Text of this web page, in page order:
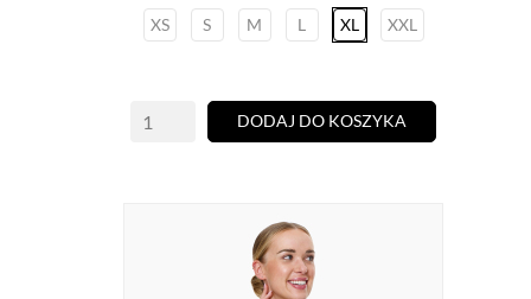
XS S M L XL XXL
DODAJ DO KOSZYKA